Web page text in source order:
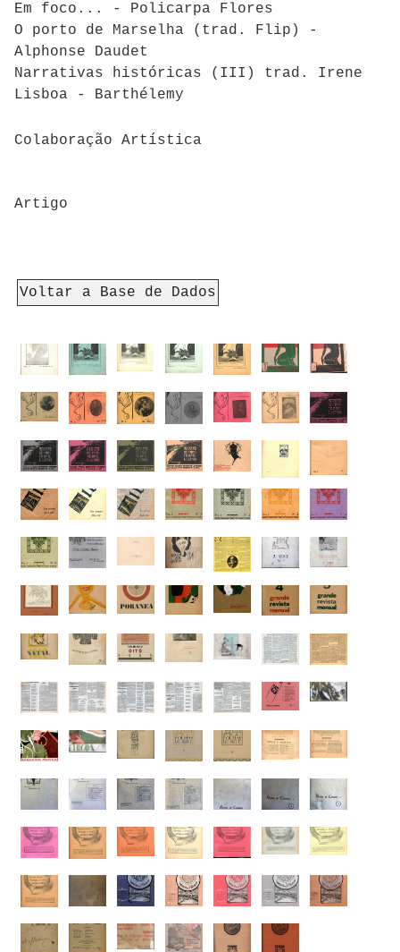
Em foco... - Policarpa Flores
O porto de Marselha (trad. Flip) -
Alphonse Daudet
Narrativas históricas (III) trad. Irene
Lisboa - Barthélemy
Colaboração Artística
Artigo
Voltar a Base de Dados